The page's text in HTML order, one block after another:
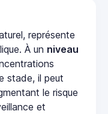
représente
À un niveau
stade, il peut
le risque
et